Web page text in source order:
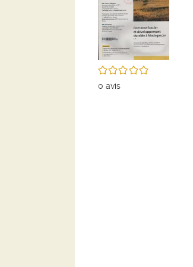
/5
0 avis